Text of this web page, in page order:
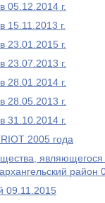
05.12.2014 г.
15.11.2013 г.
23.01.2015 г.
23.07.2013 г.
28.01.2014 г.
28.05.2013 г.
31.10.2014 г.
2005 года
являющегося
район
09.11.2015